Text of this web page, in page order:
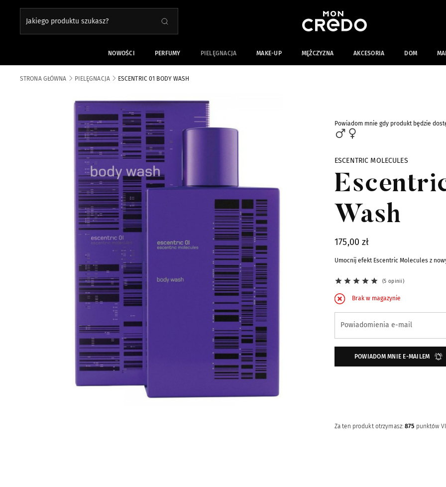
Jakiego produktu szukasz? Close search
SZUKAJ
NOWOŚCI PERFUMY PIELĘGNACJA MAKE-UP MĘŻCZYZNA AKCESORIA DOM
STRONA GŁÓWNA PIELĘGNACJA ESCENTRIC 01 BODY WASH
Za ten produkt otrzymasz:875 punktów
Powiadom mnie gdy produkt będzie
ESCENTRIC MOLECULES
Wash
175,00 zł
Umocnij efekt Escentric Molecules z
5 opinii
Brak w magazynie
Zapisz się na powiadomienie o
Powiadomienia e-mail
POWIADOM MNIE E-MAILEM